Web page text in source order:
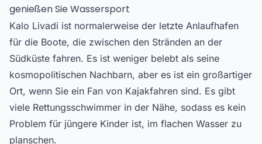
genießen Sie Wassersport
Kalo Livadi ist normalerweise der letzte Anlaufhafen
für die Boote, die zwischen den Stränden an der
Südküste fahren. Es ist weniger belebt als seine
kosmopolitischen Nachbarn, aber es ist ein großartiger
Ort, wenn Sie ein Fan von Kajakfahren sind. Es gibt
viele Rettungsschwimmer in der Nähe, sodass es kein
Problem für jüngere Kinder ist, im flachen Wasser zu
planschen.